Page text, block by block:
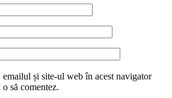
emailul și site-ul web în acest navigator
să comentez.